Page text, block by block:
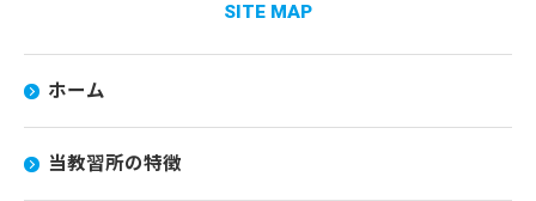
SITE MAP
ホーム
当教習所の特徴